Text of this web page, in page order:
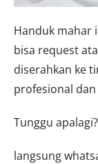
Handuk mahar
bisa request
diserahkan ke
profesional
Tunggu
langsung